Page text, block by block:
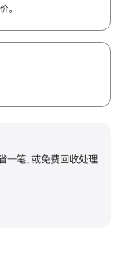
。
一笔，或免费回收处理